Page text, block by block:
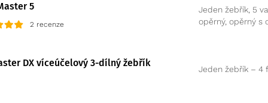
5
2 recenze
Jeden žebřík, 5
opěrný, opěrný s
DX víceúčelový 3-dílný žebřík
Jeden žebřík – 4